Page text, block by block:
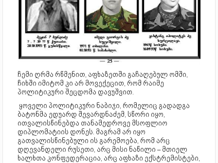
ჩემი ღრმა რწმენით, აფხაზეთში გაჩაღებულ ომში,
ჩიხში იმიტომ კი არ მოვექეცით, რომ რაიმე
პოლიტიკური შეცდომა დავუშვით.
ყოველი პოლიტიკური ნაბიჯი, რომელიც გადადგა
ბატონმა ედუარდ შევარდნაძემ, სწორი იყო,
ითვალისწინებდა თანამედროვე მსოფლიო
დიპლომატიის დონეს. მაგრამ არ იყო
გათვალისწინებული ის გარემოება, რომ არც
დღევანდელი რუსეთი, არც მისი ნაწილი – მთიელ
ხალხთა კონფედერაცია, არც აფხაზი ექსტრემისტები,